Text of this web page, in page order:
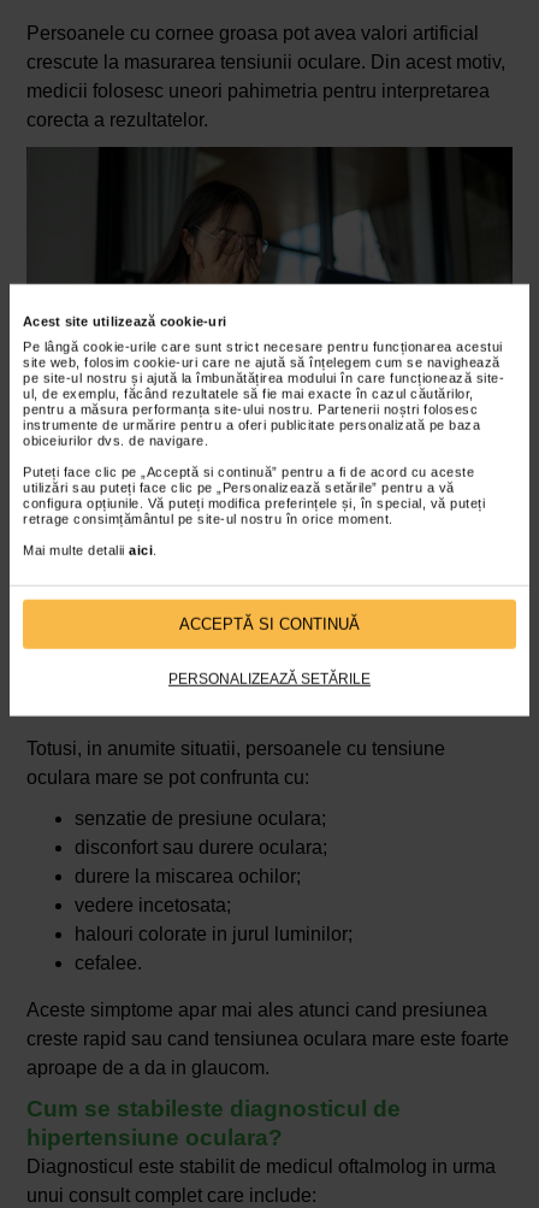
Acest site utilizează cookie-uri
Pe lângă cookie-urile care sunt strict necesare pentru funcționarea acestui
site web, folosim cookie-uri care ne ajută să înțelegem cum se navighează
pe site-ul nostru și ajută la îmbunătățirea modului în care funcționează site-
ul, de exemplu, făcând rezultatele să fie mai exacte în cazul căutărilor,
pentru a măsura performanța site-ului nostru. Partenerii noștri folosesc
instrumente de urmărire pentru a oferi publicitate personalizată pe baza
obiceiurilor dvs. de navigare.
Puteți face clic pe „Acceptă si continuă” pentru a fi de acord cu aceste
utilizări sau puteți face clic pe „Personalizează setările” pentru a vă
configura opțiunile. Vă puteți modifica preferințele și, în special, vă puteți
retrage consimțământul pe site-ul nostru în orice moment.
Mai multe detalii aici
ACCEPTĂ SI CONTINUĂ
PERSONALIZEAZĂ SETĂRILE
Persoanele cu cornee groasa pot avea valori artificial
crescute la masurarea tensiunii oculare. Din acest motiv,
medicii folosesc uneori pahimetria pentru interpretarea
corecta a rezultatelor.
Care sunt simptomele asociate cu
tensiunea oculara mare?
complet asimptomatica. Majoritatea pacientilor nu simt
nimic si nu observa modificari ale vederii. Acesta este
unul dintre cele mai periculoase aspecte ale bolii:
afectarea nervului optic poate incepe lent, fara semne
Totusi, in anumite situatii, persoanele cu tensiune
oculara mare se pot confrunta cu:
senzatie de presiune oculara;
disconfort sau durere oculara;
durere la miscarea ochilor;
vedere incetosata;
halouri colorate in jurul luminilor;
cefalee.
Aceste simptome apar mai ales atunci cand presiunea
creste rapid sau cand tensiunea oculara mare este foarte
aproape de a da in glaucom.
Cum se stabileste diagnosticul de
hipertensiune oculara?
Diagnosticul este stabilit de medicul oftalmolog in urma
unui consult complet care include: